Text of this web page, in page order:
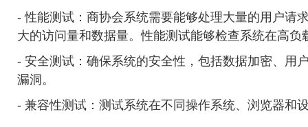
- 性能测试：商协会系统需要能够处理大量的用户请
大的访问量和数据量。性能测试能够检查系统在高
- 安全测试：确保系统的安全性，包括数据加密、用
漏洞。
- 兼容性测试：测试系统在不同操作系统、浏览器和